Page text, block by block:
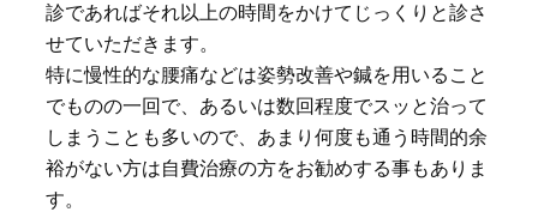
診であればそれ以上の時間をかけてじっくりと診さ
せていただきます。
特に慢性的な腰痛などは姿勢改善や鍼を用いること
でものの一回で、あるいは数回程度でスッと治って
しまうことも多いので、あまり何度も通う時間的余
裕がない方は自費治療の方をお勧めする事もありま
す。